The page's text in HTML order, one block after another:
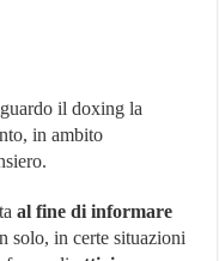
il doxing la
in ambito
al fine di informare
solo, in certe situazioni